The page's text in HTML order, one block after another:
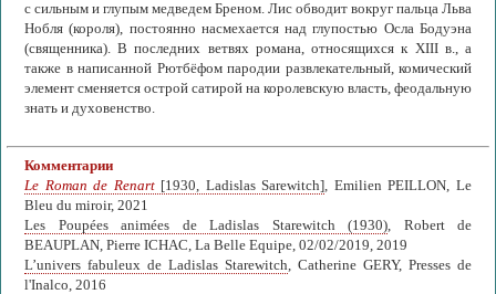
с сильным и глупым медведем Бреном. Лис обводит вокруг пальца Льва
Нобля (короля), постоянно насмехается над глупостью Осла Бодуэна
(священника). В последних ветвях романа, относящихся к XIII в., а
также в написанной Рютбёфом пародии развлекательный, комический
элемент сменяется острой сатирой на королевскую власть, феодальную
знать и духовенство.
Комментарии
Le Roman de Renart[1930, Ladislas Sarewitch], Emilien PEILLON, Le
Bleu du miroir, 2021
Les Poupées animées de Ladislas Starewitch (1930), Robert de
BEAUPLAN, Pierre ICHAC, La Belle Equipe, 02/02/2019, 2019
L’univers fabuleux de Ladislas Starewitch, Catherine GERY, Presses de
l'Inalco, 2016